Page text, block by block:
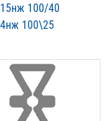
100/40
100\25